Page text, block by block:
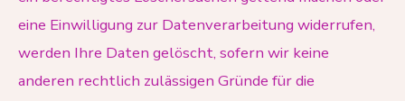
eine Einwilligung zur Datenverarbeitung widerrufen,
werden Ihre Daten gelöscht, sofern wir keine
anderen rechtlich zulässigen Gründe für die